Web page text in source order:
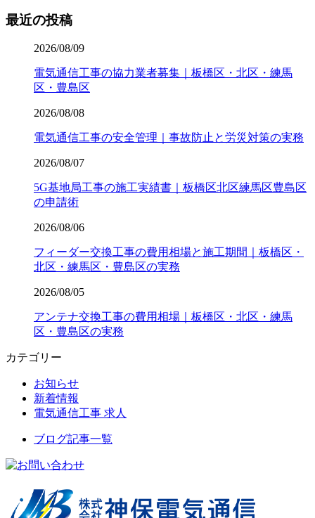
最近の投稿
2026/08/09
電気通信工事の協力業者募集｜板橋区・北区・練馬
区・豊島区
2026/08/08
電気通信工事の安全管理｜事故防止と労災対策の実務
2026/08/07
5G基地局工事の施工実績書｜板橋区北区練馬区豊島区
の申請術
2026/08/06
フィーダー交換工事の費用相場と施工期間｜板橋区・
北区・練馬区・豊島区の実務
2026/08/05
アンテナ交換工事の費用相場｜板橋区・北区・練馬
区・豊島区の実務
カテゴリー
お知らせ
新着情報
電気通信工事 求人
ブログ記事一覧